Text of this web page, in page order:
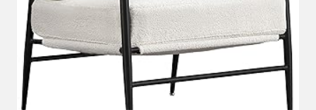
WINGBACK-
SESSEL
MIT
KNOPFSTEPPUNG,
LOUN…